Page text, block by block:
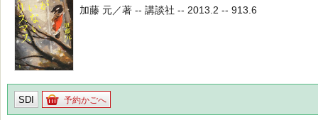
加藤 元／著 -- 講談社 -- 2013.2 -- 913.6
SDI 予約かごへ